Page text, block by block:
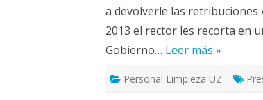
a devolverle las retribuciones
2013 el rector les recorta en
Gobierno… Leer más »
Personal Limpieza UZ